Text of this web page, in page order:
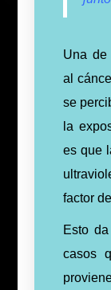
Una de
al
se
la
es que l
factor
Esto
casos